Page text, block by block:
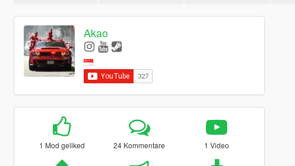
Akao
1 Mod geliked 24 Kommentare 1 Video